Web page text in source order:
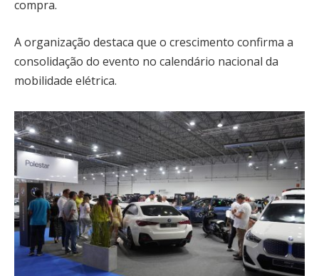
compra.
A organização destaca que o crescimento confirma a
consolidação do evento no calendário nacional da
mobilidade elétrica.